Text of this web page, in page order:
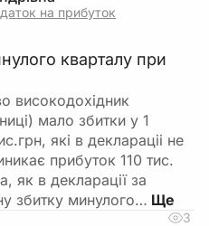
на прибуток
кварталу при
високодохідник
мало збитки у 1
які в деклараціі не
прибуток 110 тис.
як в декларації за
збитку минулого…
3